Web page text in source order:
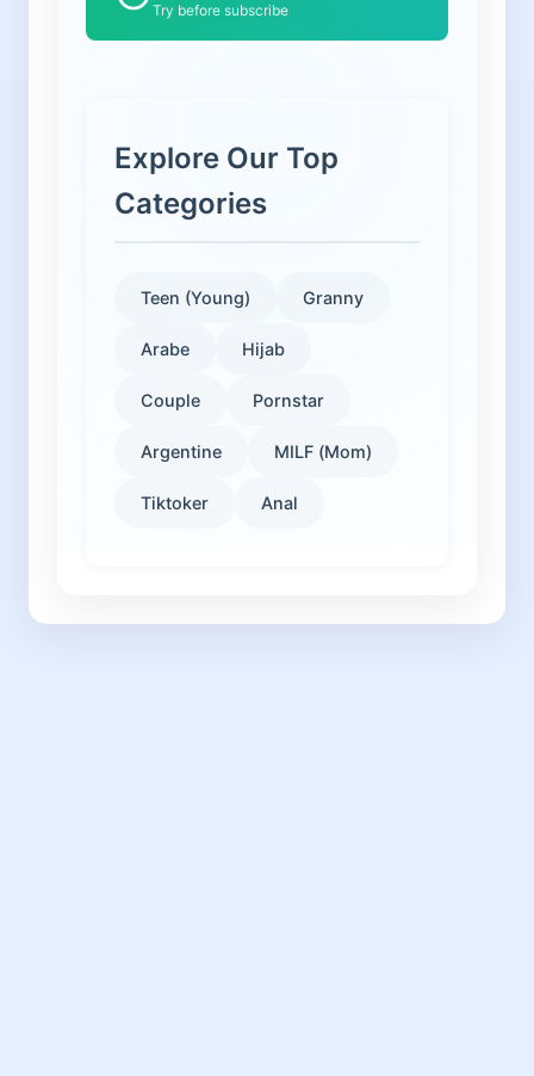
Try before subscribe
Explore Our Top
Categories
Teen (Young) Granny
Arabe Hijab
Couple Pornstar
Argentine MILF (Mom)
Tiktoker Anal